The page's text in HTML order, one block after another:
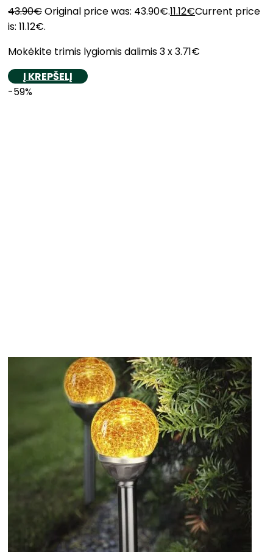
43.90€Original price was: 43.90€.11.12€Current price
is: 11.12€.
Mokėkite trimis lygiomis dalimis 3 x 3.71€
Į KREPŠELĮ
-59%